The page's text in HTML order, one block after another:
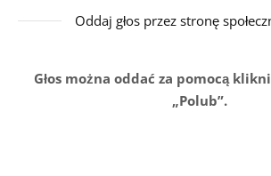
Oddaj głos przez stronę
Głos można oddać za pomocą
„Polub”.